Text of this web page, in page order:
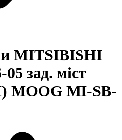
MITSIBISHI
зад. міст
MOOG MI-SB-